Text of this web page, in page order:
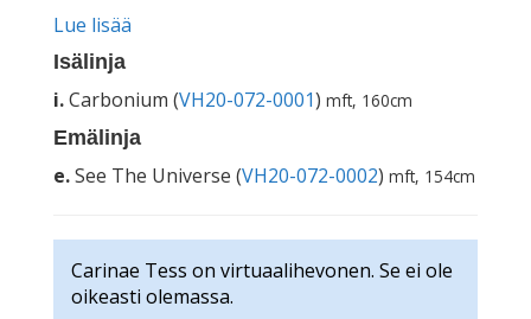
Lue lisää
Isälinja
i.Carbonium (VH20-072-0001) mft, 160cm
Emälinja
e.See The Universe (VH20-072-0002) mft, 154cm
Carinae Tess on virtuaalihevonen. Se ei ole
oikeasti olemassa.